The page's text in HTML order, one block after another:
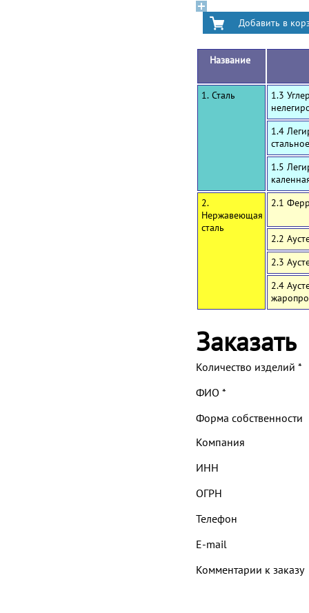
Название
1. Сталь
1.3
1.4
1.5
2.
Нержавеющая
сталь
2.1
2.2
2.3
2.4
Заказать
Количество изделий *
ФИО *
Форма собственности
Компания
ИНН
ОГРН
Телефон
E-mail
Комментарии к заказу